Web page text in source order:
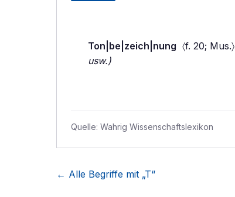
Ton|be|zeich|nung 〈f. 20; Mus.〉
usw.)
Quelle: Wahrig Wissenschaftslexikon
← Alle Begriffe mit „T“